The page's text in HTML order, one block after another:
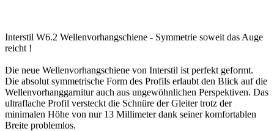
Interstil W6.2 Wellenvorhangschiene - Symmetrie soweit das Auge
reicht !
Die neue Wellenvorhangschiene von Interstil ist perfekt geformt.
Die absolut symmetrische Form des Profils erlaubt den Blick auf die
Wellenvorhanggarnitur auch aus ungewöhnlichen Perspektiven. Das
ultraflache Profil versteckt die Schnüre der Gleiter trotz der
minimalen Höhe von nur 13 Millimeter dank seiner komfortablen
Breite problemlos.